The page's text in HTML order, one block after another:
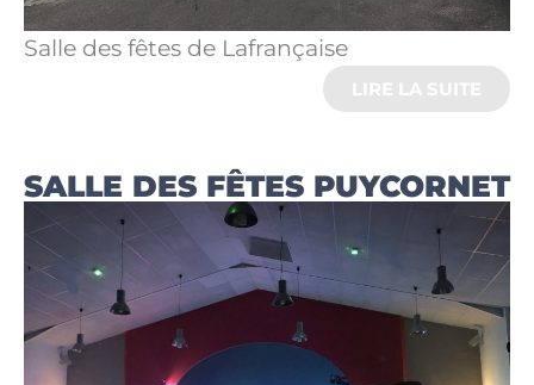
Salle des fêtes de Lafrançaise
LIRE LA SUITE
SALLE DES FÊTES PUYCORNET